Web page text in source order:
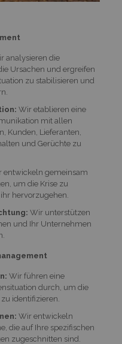
analysieren die
Ursachen und ergreifen
zu stabilisieren und
Wir etablieren eine
mit allen
Kunden, Lieferanten,
und Gerüchte zu
entwickeln gemeinsam
um die Krise zu
hervorzugehen.
Wir unterstützen
und Ihr Unternehmen
Wir führen eine
durch, um die
identifizieren.
Wir entwickeln
die auf Ihre spezifischen
zugeschnitten sind.